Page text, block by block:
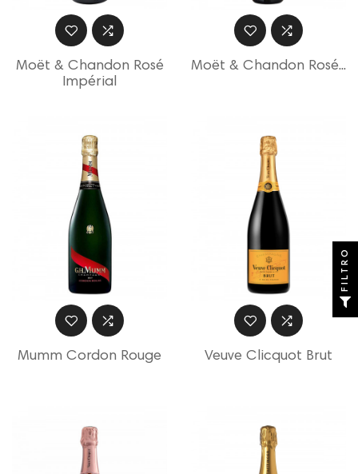
Moët & Chandon Rosé
Impérial
Moët & Chandon Rosé...
Mumm Cordon Rouge Veuve Clicquot Brut
FILTRO